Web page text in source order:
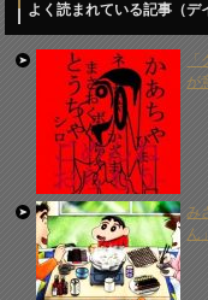
よく読まれている記事（デ
が
み
ん